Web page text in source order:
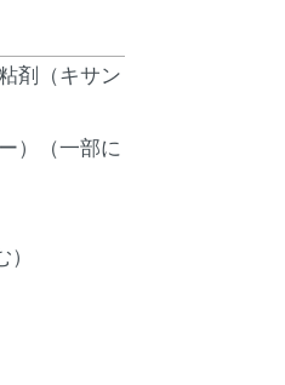
剤（キサン
）（一部に